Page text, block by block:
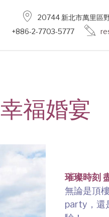
20744 新北市萬里區
+886-2-7703-5777
幸福婚宴
璀璨時刻
無論是頂
party，還